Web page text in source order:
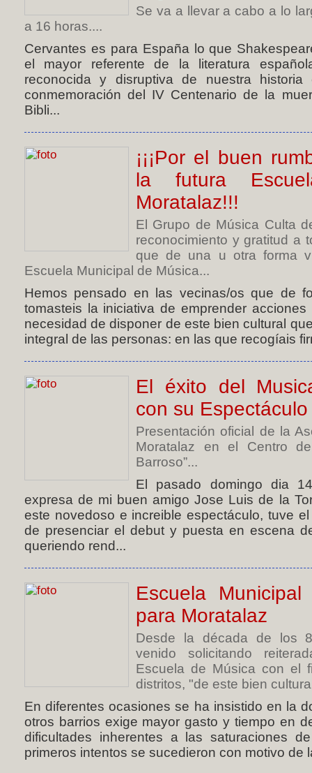
Se va a llevar a cabo a lo
a 16 horas....
Cervantes es para España lo que
el mayor referente de la literatura
reconocida y disruptiva de nuestra
conmemoración del IV Centenario de la
Bibli...
¡¡¡Por el buen
la futura
Moratalaz!!!
El Grupo de Música Culta
reconocimiento y gratitud a
que de una u otra forma
Escuela Municipal de Música...
Hemos pensado en las vecinas/os que de
tomasteis la iniciativa de emprender
necesidad de disponer de este bien cultural
integral de las personas: en las que recogíais
El éxito del
con su
Presentación oficial de la
Moratalaz en el Centro
Barroso”...
El pasado domingo dia
expresa de mi buen amigo Jose Luis de la
este novedoso e increible espectáculo, tuve
de presenciar el debut y puesta en escena
queriendo rend...
Escuela
para Moratalaz
Desde la década de los
venido solicitando
Escuela de Música con el
distritos, "de este bien
En diferentes ocasiones se ha insistido en la
otros barrios exige mayor gasto y tiempo en
dificultades inherentes a las saturaciones
primeros intentos se sucedieron con motivo de